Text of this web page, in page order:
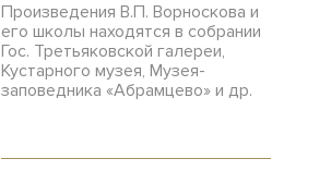
Произведения В.П. Ворноскова и
его школы находятся в собрании
Гос. Третьяковской галереи,
Кустарного музея, Музея-
заповедника «Абрамцево» и др.